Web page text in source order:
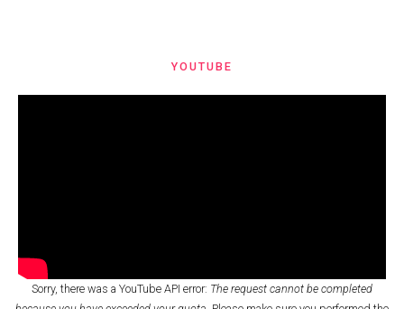
YOUTUBE
Sorry, there was a YouTube API error: The request cannot be completed